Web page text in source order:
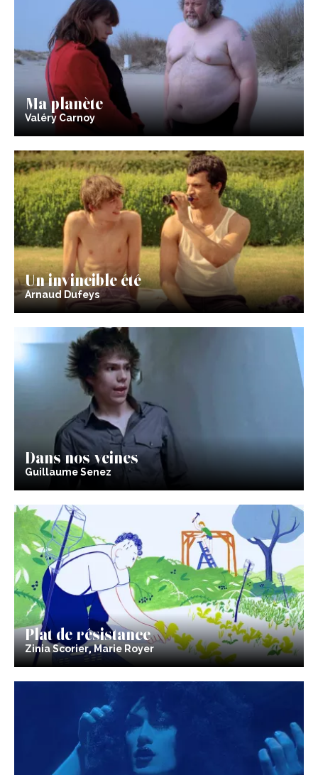
Ma planète
Valéry Carnoy
Un invincible été
Arnaud Dufeys
Dans nos veines
Guillaume Senez
Plat de résistance
Zinia Scorier, Marie Royer